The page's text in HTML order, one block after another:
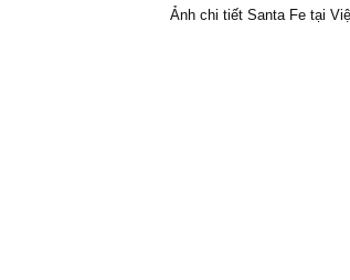
Ảnh chi tiết Santa Fe tại